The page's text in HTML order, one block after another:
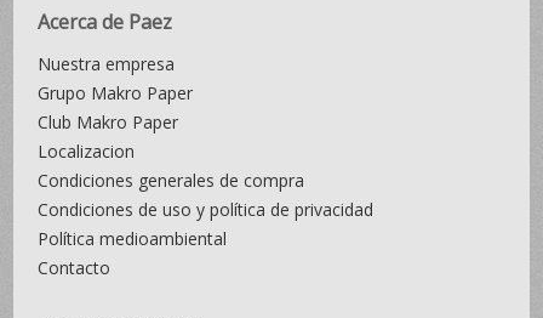
Acerca de Paez
Nuestra empresa
Grupo Makro Paper
Club Makro Paper
Localizacion
Condiciones generales de compra
Condiciones de uso y política de privacidad
Política medioambiental
Contacto